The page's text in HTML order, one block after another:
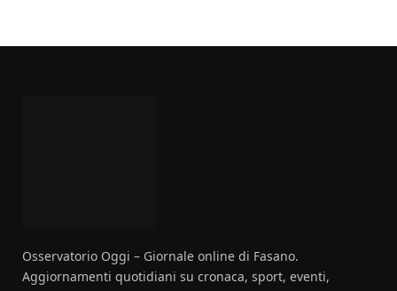
Osservatorio Oggi – Giornale online di Fasano.
Aggiornamenti quotidiani su cronaca, sport, eventi,